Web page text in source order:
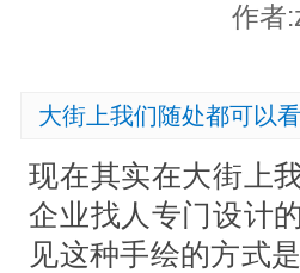
作者
大街上我们随处都可以
现在其实在大街上
企业找人专门设计
见这种手绘的方式